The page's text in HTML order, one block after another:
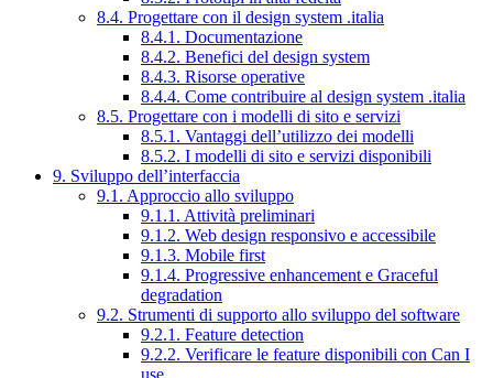
8.4. Progettare con il design system .italia
8.4.1. Documentazione
8.4.2. Benefici del design system
8.4.3. Risorse operative
8.4.4. Come contribuire al design system .italia
8.5. Progettare con i modelli di sito e servizi
8.5.1. Vantaggi dell’utilizzo dei modelli
8.5.2. I modelli di sito e servizi disponibili
9. Sviluppo dell’interfaccia
9.1. Approccio allo sviluppo
9.1.1. Attività preliminari
9.1.2. Web design responsivo e accessibile
9.1.3. Mobile first
9.1.4. Progressive enhancement e Graceful
degradation
9.2. Strumenti di supporto allo sviluppo del software
9.2.1. Feature detection
9.2.2. Verificare le feature disponibili con Can I
use